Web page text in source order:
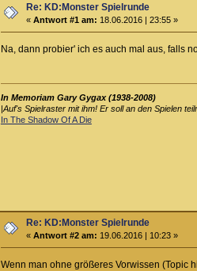
Re: KD:Monster Spielrunde
«Antwort #1 am: 18.06.2016 | 23:55 »
Na, dann probier' ich es auch mal aus, falls
In Memoriam Gary Gygax (1938-2008)
|Auf's Spielraster mit ihm! Er soll an den Spielen
In The Shadow Of A Die
Re: KD:Monster Spielrunde
«Antwort #2 am: 19.06.2016 | 10:23 »
Wenn man ohne größeres Vorwissen (Topic